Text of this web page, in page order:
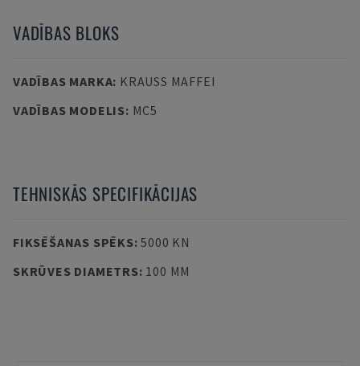
VADĪBAS BLOKS
VADĪBAS MARKA: KRAUSS MAFFEI
VADĪBAS MODELIS: MC5
TEHNISKĀS SPECIFIKĀCIJAS
FIKSĒŠANAS SPĒKS:5000 KN
SKRŪVES DIAMETRS: 100 MM